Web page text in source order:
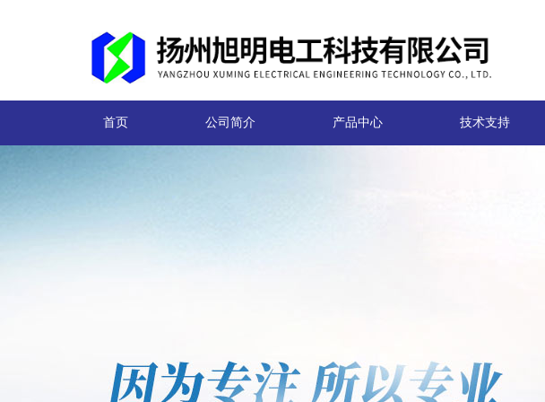
首页 公司简介 产品中心 技术支持